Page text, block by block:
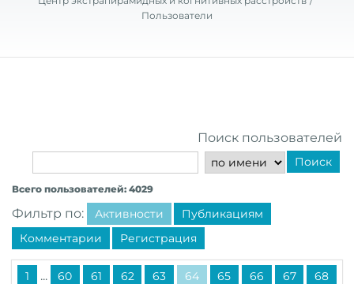
Пользователи
Поиск пользователей
Поиск
Всего пользователей: 4029
Фильтр по: Активности
Публикациям
Комментарии
Регистрация
1 ... 60 61 62 63 64 65 66 67 68